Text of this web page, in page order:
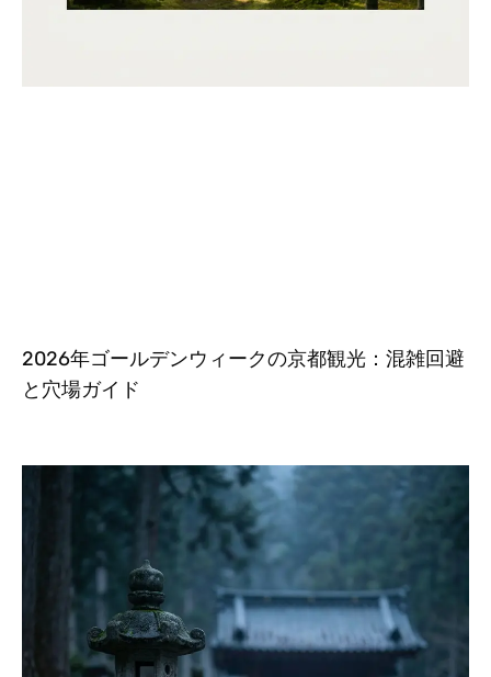
2026年ゴールデンウィークの京都観光：混雑回避
と穴場ガイド